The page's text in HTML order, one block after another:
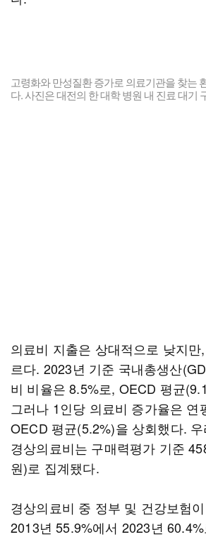
고령화와 만성질환 증가로 의료기관을 찾는
다. 사진은 대전의 한 대학 병원 내 진료 대기
의료비 지출은 상대적으로 낮지
르다. 2023년 기준 국내총생산
비 비율은 8.5%로, OECD 평균
그러나 1인당 의료비 증가율은 연
OECD 평균(5.2%)을 상회했다.
경상의료비는 구매력평가 기준
원)로 집계됐다.
경상의료비 중 정부 및 건강보험
2013년 55.9%에서 2023년